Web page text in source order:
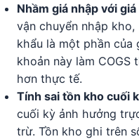
Nhầm giá nhập với
vận chuyển nhập
khẩu là một phần của
khoản này làm COGS
hơn thực tế.
Tính sai tồn kho cuối
cuối kỳ ảnh hưởng
trừ. Tồn kho ghi trên